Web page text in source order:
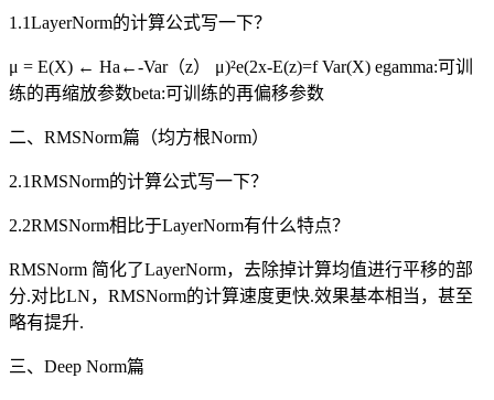
1.1LayerNorm的计算公式写一下？
μ = E(X) ← Ha←-Var（z） μ)²e(2x-E(z)=f Var(X) egamma:可训
练的再缩放参数beta:可训练的再偏移参数
二、RMSNorm篇（均方根Norm）
2.1RMSNorm的计算公式写一下？
2.2RMSNorm相比于LayerNorm有什么特点？
RMSNorm 简化了LayerNorm，去除掉计算均值进行平移的部
分.对比LN，RMSNorm的计算速度更快.效果基本相当，甚至
略有提升.
三、Deep Norm篇